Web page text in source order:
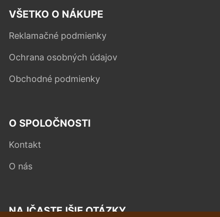
VŠETKO O NÁKUPE
Reklamačné podmienky
Ochrana osobných údajov
Obchodné podmienky
O SPOLOČNOSTI
Kontakt
O nás
NAJČASTEJŠIE OTÁZKY